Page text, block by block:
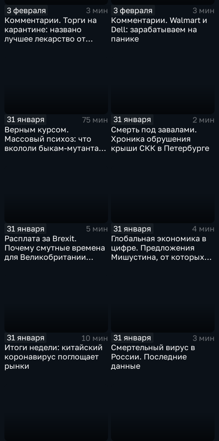
3 февраля
3 мин
Комментарии. Торги на
карантине: названо
лучшее лекарство от
3 февраля
3 мин
Комментарии. Walmart и
Dell: зарабатываем на
панике
31 января
75 мин
Верным курсом.
Массовый психоз: что
вкололи быкам-мутантам,
31 января
2 мин
Смерть под завалами.
Хроника обрушения
крыши СКК в Петербурге
31 января
5 мин
Расплата за Brexit.
Почему смутные времена
для Великобритании
31 января
4 мин
Глобальная экономика в
цифре. Предложения
Мишустина, от которых
31 января
10 мин
Итоги недели: китайский
коронавирус поглощает
рынки
31 января
3 мин
Смертельный вирус в
России. Последние
данные